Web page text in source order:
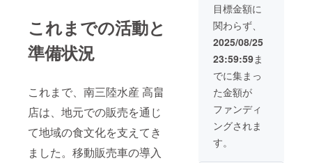
これまでの活動と
準備状況
これまで、南三陸水産 高畠
店は、地元での販売を通じ
て地域の食文化を支えてき
ました。移動販売車の導入
目標金額に
関わらず、
2025/08/25
23:59:59ま
でに集まっ
た金額が
ファンディ
ングされま
す。